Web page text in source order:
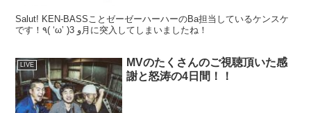
Salut! KEN-BASSことゼーゼーハーハーのBa担当しているケンスケ
です！٩( ‘ω’ )و 3月に突入してしまいましたね！
LIVE
MVのたくさんのご視聴頂いた感
謝と怒涛の4日間！！